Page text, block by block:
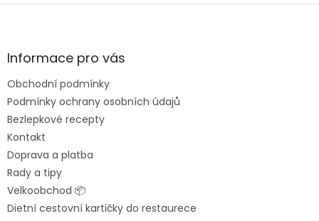
Z
aInformace pro vás
Obchodní podmínky
Podmínky ochrany osobních údajů
Bezlepkové recepty
Kontakt
Doprava a platba
Rady a tipy
Velkoobchod 📦
Dietní cestovní kartičky do restaurece